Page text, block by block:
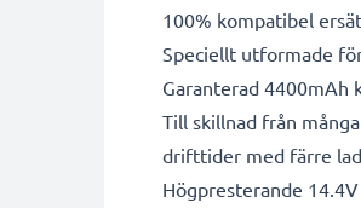
100% kompatibel
Speciellt utformade
Garanterad 4400mAh
Till skillnad från
drifttider med färre
Högpresterande